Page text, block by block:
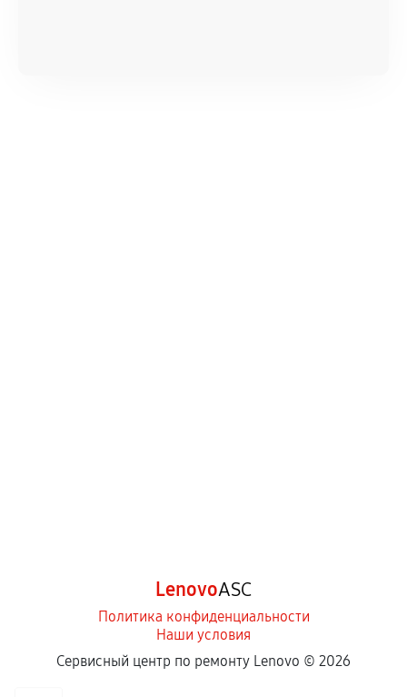
LenovoASC
Политика конфиденциальности
Наши условия
Сервисный центр по ремонту Lenovo © 2026